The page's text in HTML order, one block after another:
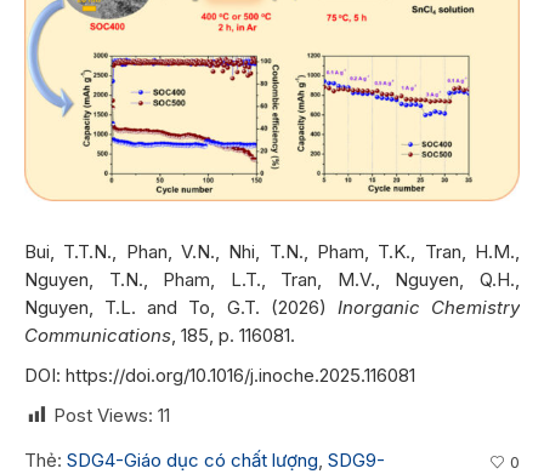
Bui, T.T.N., Phan, V.N., Nhi, T.N., Pham, T.K., Tran, H.M.,
Nguyen, T.N., Pham, L.T., Tran, M.V., Nguyen, Q.H.,
Nguyen, T.L. and To, G.T. (2026) Inorganic Chemistry
Communications, 185, p. 116081.
DOI: https://doi.org/10.1016/j.inoche.2025.116081
Post Views: 11
Thẻ: SDG4-Giáo dục có chất lượng, SDG9-
0